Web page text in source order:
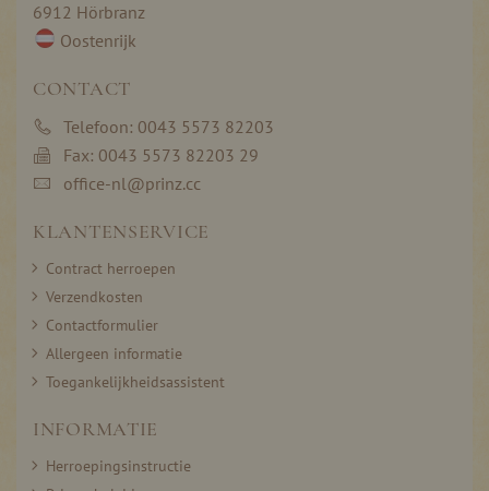
6912 Hörbranz
Oostenrijk
CONTACT
Telefoon: 0043 5573 82203
Fax: 0043 5573 82203 29
office-nl@prinz.cc
KLANTENSERVICE
Contract herroepen
Verzendkosten
Contactformulier
Allergeen informatie
Toegankelijkheidsassistent
INFORMATIE
Herroepingsinstructie